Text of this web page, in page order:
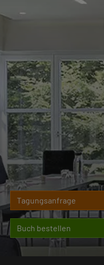
Tagungsanfrage
Buch bestellen